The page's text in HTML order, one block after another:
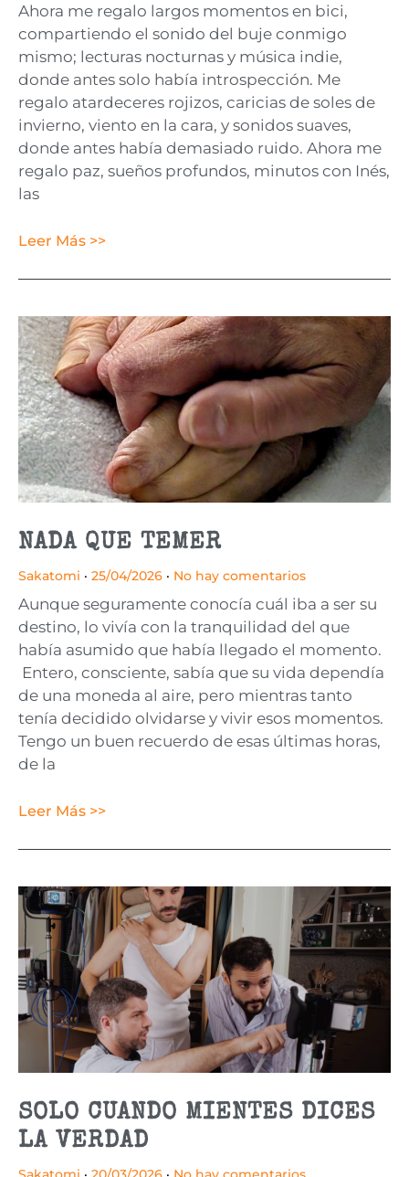
Ahora me regalo largos momentos en bici,
compartiendo el sonido del buje conmigo
mismo; lecturas nocturnas y música indie,
donde antes solo había introspección. Me
regalo atardeceres rojizos, caricias de soles de
invierno, viento en la cara, y sonidos suaves,
donde antes había demasiado ruido. Ahora me
regalo paz, sueños profundos, minutos con Inés,
las
Leer Más >>
NADA QUE TEMER
Sakatomi 25/04/2026 No hay comentarios
Aunque seguramente conocía cuál iba a ser su
destino, lo vivía con la tranquilidad del que
había asumido que había llegado el momento.
Entero, consciente, sabía que su vida dependía
de una moneda al aire, pero mientras tanto
tenía decidido olvidarse y vivir esos momentos.
Tengo un buen recuerdo de esas últimas horas,
de la
Leer Más >>
SOLO CUANDO MIENTES DICES
LA VERDAD